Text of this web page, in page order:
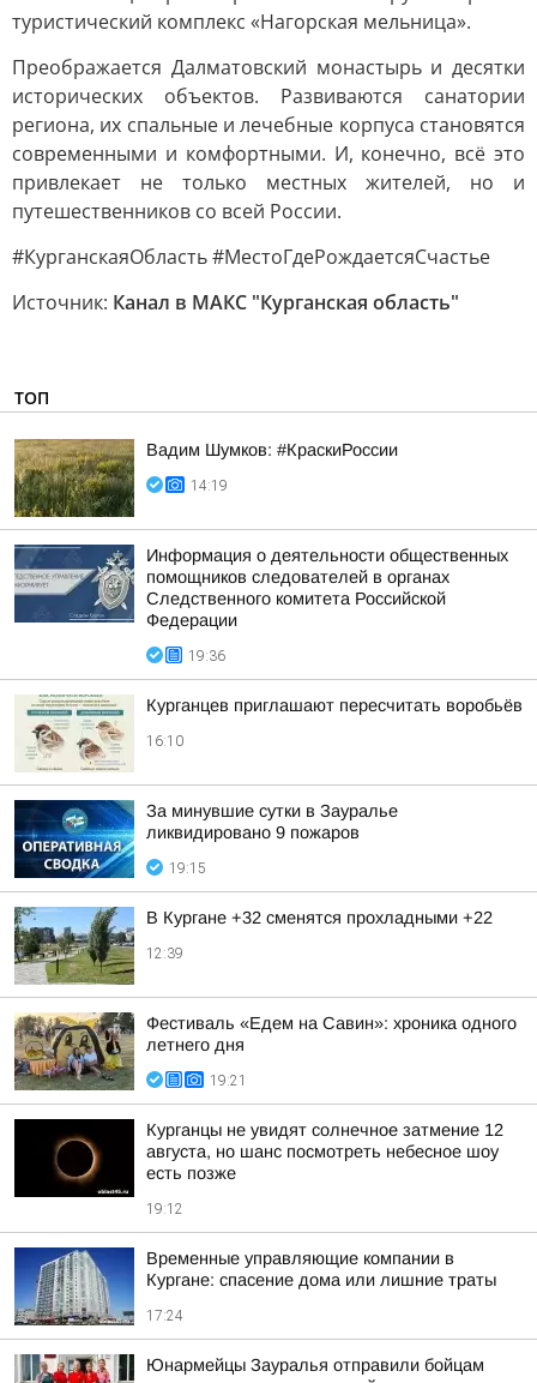
туристический комплекс «Нагорская мельница».
Преображается Далматовский монастырь и десятки
исторических объектов. Развиваются санатории
региона, их спальные и лечебные корпуса становятся
современными и комфортными. И, конечно, всё это
привлекает не только местных жителей, но и
путешественников со всей России.
#КурганскаяОбласть #МестоГдеРождаетсяСчастье
Источник: Канал в МАКС "Курганская область"
ТОП
Вадим Шумков: #КраскиРоссии
14:19
Информация о деятельности общественных
помощников следователей в органах
Следственного комитета Российской
Федерации
19:36
Курганцев приглашают пересчитать воробьёв
16:10
За минувшие сутки в Зауралье
ликвидировано 9 пожаров
19:15
В Кургане +32 сменятся прохладными +22
12:39
Фестиваль «Едем на Савин»: хроника одного
летнего дня
19:21
Курганцы не увидят солнечное затмение 12
августа, но шанс посмотреть небесное шоу
есть позже
19:12
Временные управляющие компании в
Кургане: спасение дома или лишние траты
17:24
Юнармейцы Зауралья отправили бойцам